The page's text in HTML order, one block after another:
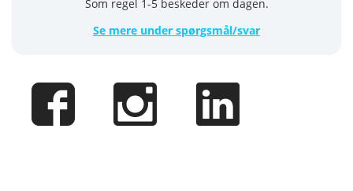
Som regel 1-5 beskeder om dagen.
Se mere under spørgsmål/svar